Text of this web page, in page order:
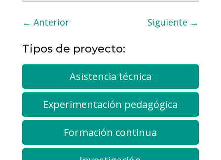
← Anterior Siguiente →
Tipos de proyecto:
Asistencia técnica
Experimentación pedagógica
Formación continua